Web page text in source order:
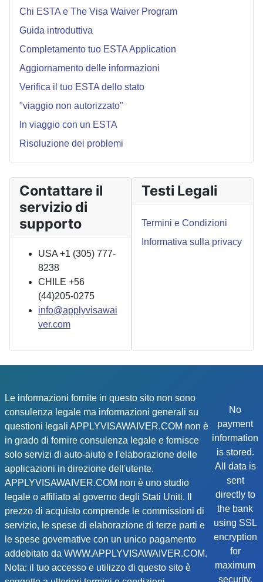
Chi ESTA e The Visa Waiver Program
Guida introduttiva
Completamento tuo ESTA Application
Aggiornamento delle informazioni
Verifica il tuo ESTA dello stato
"viaggio non autorizzato"
In viaggio con un ESTA
Risoluzione dei problemi
Contattare il
servizio di
supporto
USA +1 (305) 777-
8238
CHILE +56
(44)205-0275
info@applyvisawai
ver.com
Testi Legali
Termini e Condizioni
Informativa sulla privacy
Le informazioni fornite in questo sito non sono
consulenza legale ma informazioni generali su
questioni legali APPLYVISAWAIVER.COM non è
in grado di fornire consulenza legale e fornisce
solo servizi di auto-aiuto e l'elaborazione delle
applicazioni in direzione dell'utente.
APPLYVISAWAIVER.COM non è uno studio
legale o affiliato al governo degli Stati Uniti. Il
prezzo di acquisto comprende le commissioni di
servizio, le spese di elaborazione di terze parti e
le spese governative con un unico pagamento
addebitato da WWW.APPLYVISAWAIVER.COM.
Nota: il tuo accesso e utilizzo di questo sito è
No
payment
information
is stored.
All data is
sent
directly to
the bank
using SSL
encryption
for
maximum
security.